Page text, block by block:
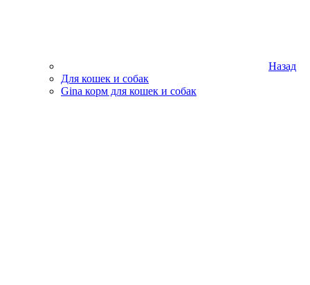
Назад
Для кошек и собак
Gina корм для кошек и собак